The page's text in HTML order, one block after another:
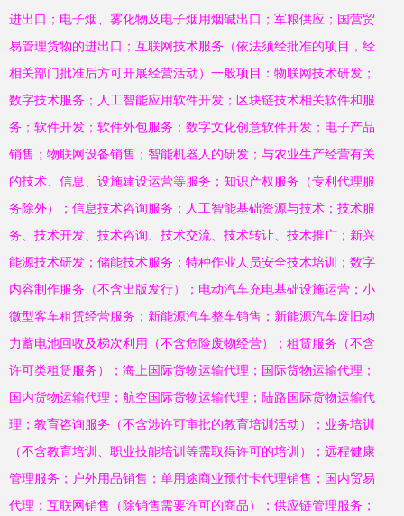
进出口；电子烟、雾化物及电子烟用烟碱出口；军粮供应；国营贸
易管理货物的进出口；互联网技术服务（依法须经批准的项目，经
相关部门批准后方可开展经营活动）一般项目：物联网技术研发；
数字技术服务；人工智能应用软件开发；区块链技术相关软件和服
务；软件开发；软件外包服务；数字文化创意软件开发；电子产品
销售；物联网设备销售；智能机器人的研发；与农业生产经营有关
的技术、信息、设施建设运营等服务；知识产权服务（专利代理服
务除外）；信息技术咨询服务；人工智能基础资源与技术；技术服
务、技术开发、技术咨询、技术交流、技术转让、技术推广；新兴
能源技术研发；储能技术服务；特种作业人员安全技术培训；数字
内容制作服务（不含出版发行）；电动汽车充电基础设施运营；小
微型客车租赁经营服务；新能源汽车整车销售；新能源汽车废旧动
力蓄电池回收及梯次利用（不含危险废物经营）；租赁服务（不含
许可类租赁服务）；海上国际货物运输代理；国际货物运输代理；
国内货物运输代理；航空国际货物运输代理；陆路国际货物运输代
理；教育咨询服务（不含涉许可审批的教育培训活动）；业务培训
（不含教育培训、职业技能培训等需取得许可的培训）；远程健康
管理服务；户外用品销售；单用途商业预付卡代理销售；国内贸易
代理；互联网销售（除销售需要许可的商品）；供应链管理服务；